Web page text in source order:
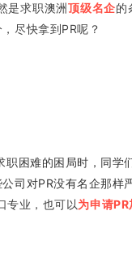
是求职澳洲顶级名企的
尽快拿到PR呢？
职困难的困局时，同学
司对PR没有名企那样
专业，也可以为申请PR